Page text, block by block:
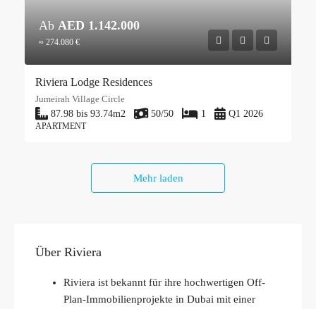
Ab AED 1.142.000
≈ 274.080 €
Riviera Lodge Residences
Jumeirah Village Circle
87.98 bis 93.74m2 50/50 1 Q1 2026
APARTMENT
Mehr laden
Über Riviera
Riviera ist bekannt für ihre hochwertigen Off-
Plan-Immobilienprojekte in Dubai mit einer